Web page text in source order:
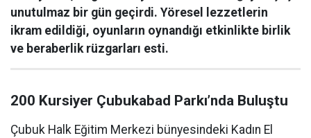
unutulmaz bir gün geçirdi. Yöresel lezzetlerin
ikram edildiği, oyunların oynandığı etkinlikte birlik
ve beraberlik rüzgarları esti.
200 Kursiyer Çubukabad Parkı’nda Buluştu
Çubuk Halk Eğitim Merkezi bünyesindeki Kadın El